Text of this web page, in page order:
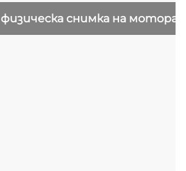
физическа снимка на мотора